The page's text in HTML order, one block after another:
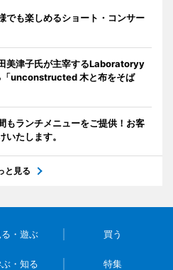
でも楽しめるショート・コンサー
美津子氏が主宰するLaboratoryy
「unconstructed 木と布をそば
もランチメニューをご提供！お客
たします。
と見る
る・遊ぶ 買う
・知る 特集